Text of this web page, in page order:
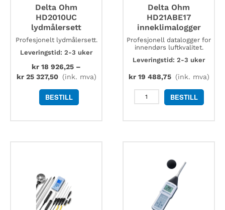
Delta Ohm
HD2010UC
lydmålersett
Profesjonelt lydmålersett.
Leveringstid: 2-3 uker
kr 18 926,25 –
kr25 327,50 (ink. mva)
BESTILL
Delta Ohm
HD21ABE17
inneklimalogger
Profesjonell datalogger for
innendørs luftkvalitet.
Leveringstid: 2-3 uker
kr19 488,75 (ink. mva)
Delta
Ohm
BESTILL